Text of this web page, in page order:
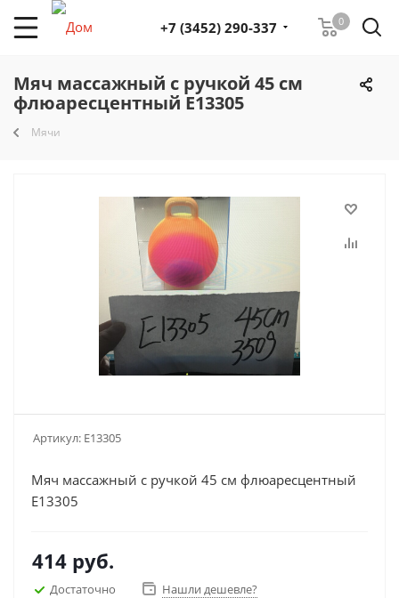
0
+7 (3452) 290-337
Мяч массажный с ручкой 45 см
флюаресцентный Е13305
Мячи
Артикул: Е13305
Мяч массажный с ручкой 45 см флюаресцентный
Е13305
414 руб.
Достаточно Нашли дешевле?